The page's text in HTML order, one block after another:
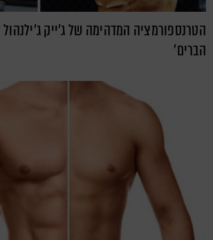
הטרנספורמציה המדהימה של ג'ייק
הברים'